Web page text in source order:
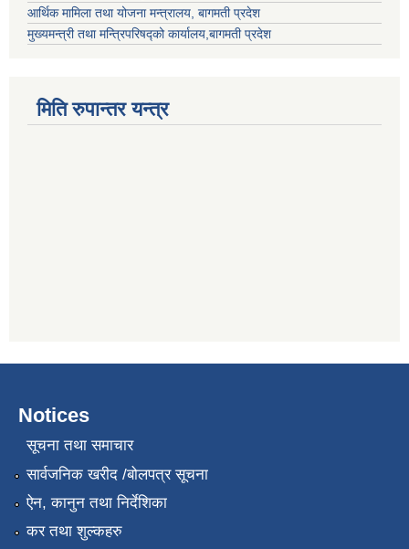
आर्थिक मामिला तथा योजना मन्त्रालय, बागमती प्रदेश
मुख्यमन्त्री तथा मन्त्रिपरिषद्को कार्यालय,बागमती प्रदेश
मिति रुपान्तर यन्त्र
Notices
सूचना तथा समाचार
सार्वजनिक खरीद /बोलपत्र सूचना
ऐन, कानुन तथा निर्देशिका
कर तथा शुल्कहरु